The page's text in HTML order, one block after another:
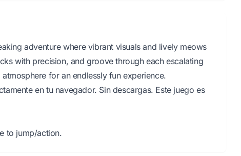
adventure where vibrant visuals and lively meows
with precision, and groove through each escalating
for an endlessly fun experience.
en tu navegador. Sin descargas. Este juego es
to jump/action.